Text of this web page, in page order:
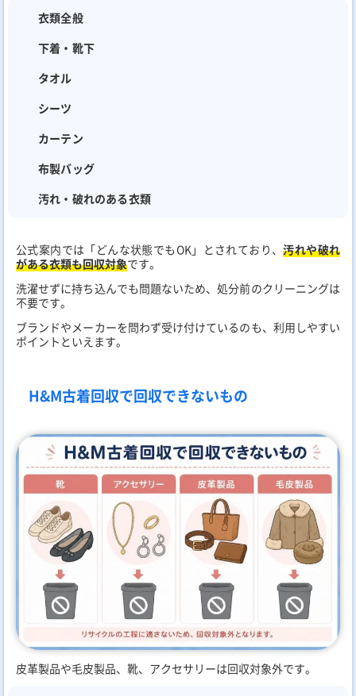
衣類全般
下着・靴下
タオル
シーツ
カーテン
布製バッグ
汚れ・破れのある衣類
公式案内では「どんな状態でもOK」とされており、汚れや破れ
がある衣類も回収対象です。
洗濯せずに持ち込んでも問題ないため、処分前のクリーニングは
不要です。
ブランドやメーカーを問わず受け付けているのも、利用しやすい
ポイントといえます。
H&M古着回収で回収できないもの
皮革製品や毛皮製品、靴、アクセサリーは回収対象外です。